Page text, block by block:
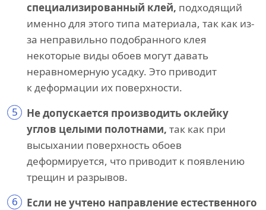
специализированный клей, подходящий
именно для этого типа материала, так как из-
за неправильно подобранного клея
некоторые виды обоев могут давать
неравномерную усадку. Это приводит
к деформации их поверхности.
5
Не допускается производить оклейку
углов целыми полотнами, так как при
высыхании поверхность обоев
деформируется, что приводит к появлению
трещин и разрывов.
6
Если не учтено направление естественного